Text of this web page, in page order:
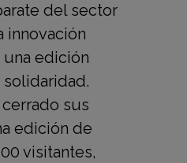
del sector
innovación
edición
solidaridad.
cerrado sus
edición de
visitantes,